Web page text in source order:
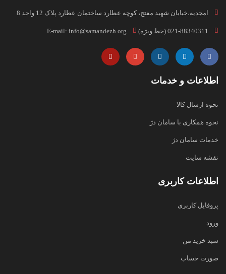
امجدیه،خیابان شهید مفتح، کوچه عطارد ساختمان عطارد پلاک 12 واحد 8
021-88340311 (خط ویژه) E-mail: info@samandezh.org
اطلاعات و خدمات
نحوه ارسال کالا
نحوه همکاری با سامان دژ
خدمات سامان دژ
نقشه سایت
اطلاعات کاربری
پروفایل کاربری
ورود
سبد خرید من
صورت حساب